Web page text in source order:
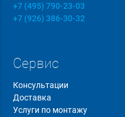
+7 (495) 790-23-03
+7 (926) 386-30-32
Сервис
Консультации
Доставка
Услуги по монтажу